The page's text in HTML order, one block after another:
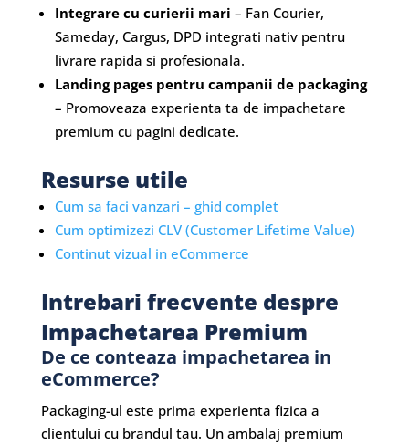
Integrare cu curierii mari – Fan Courier,
Sameday, Cargus, DPD integrati nativ pentru
livrare rapida si profesionala.
Landing pages pentru campanii de packaging
– Promoveaza experienta ta de impachetare
premium cu pagini dedicate.
Resurse utile
Cum sa faci vanzari – ghid complet
Cum optimizezi CLV (Customer Lifetime Value)
Continut vizual in eCommerce
Intrebari frecvente despre
Impachetarea Premium
De ce conteaza impachetarea in
eCommerce?
Packaging-ul este prima experienta fizica a
clientului cu brandul tau. Un ambalaj premium